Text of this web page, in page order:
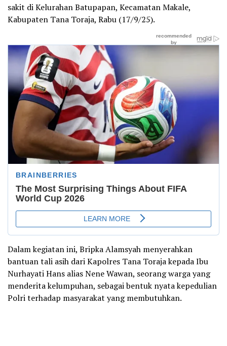
sakit di Kelurahan Batupapan, Kecamatan Makale,
Kabupaten Tana Toraja, Rabu (17/9/25).
Dalam kegiatan ini, Bripka Alamsyah menyerahkan
bantuan tali asih dari Kapolres Tana Toraja kepada Ibu
Nurhayati Hans alias Nene Wawan, seorang warga yang
menderita kelumpuhan, sebagai bentuk nyata kepedulian
Polri terhadap masyarakat yang membutuhkan.